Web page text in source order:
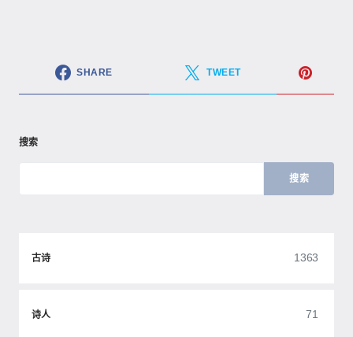
SHARE TWEET
搜索
搜索
古诗 1363
诗人 71